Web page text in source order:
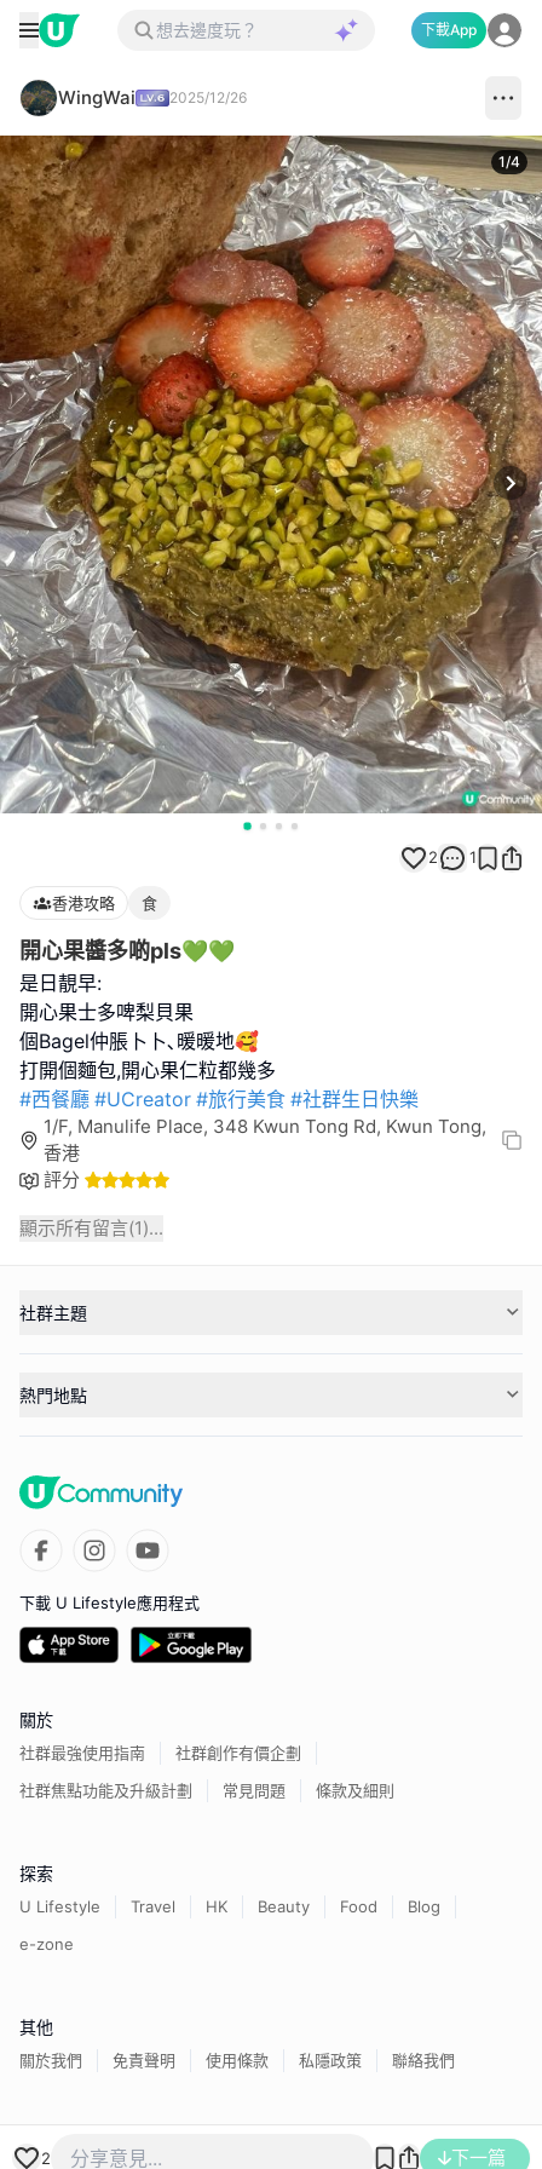
下載App
WingWai 2025/12/26
1/4
2 1
香港攻略 食
開心果醬多啲pls💚💚
是日靚早:
開心果士多啤梨貝果
個Bagel仲脹卜卜､暖暖地🥰
#西餐廳 #UCreator #旅行美食 #社群生日快樂
1/F, Manulife Place, 348 Kwun Tong Rd, Kwun Tong,
香港
評分
顯示所有留言(1)...
2 下一篇
社群主題
熱門地點
下載 U Lifestyle應用程式
關於
社群最強使用指南
社群創作有價企劃
社群焦點功能及升級計劃
常見問題 條款及細則
探索
U Lifestyle Travel HK Beauty Food
Blog
e-zone
其他
關於我們 免責聲明 使用條款 私隱政策 聯絡我們
香港經濟日報版權所有©